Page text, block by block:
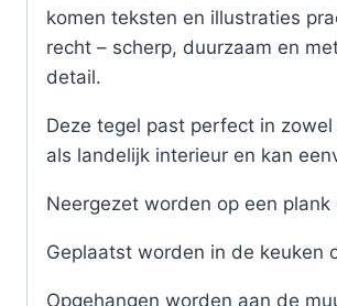
komen teksten en illustraties
recht – scherp, duurzaam en
detail.
Deze tegel past perfect in
als landelijk interieur en kan
Neergezet worden op een
Geplaatst worden in de keuken
Opgehangen worden aan de